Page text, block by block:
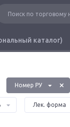
каталог)
Номер РУ
Лек. форма